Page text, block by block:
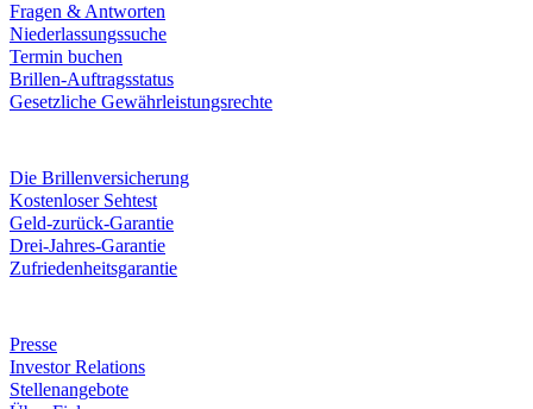
Fragen & Antworten
Niederlassungssuche
Termin buchen
Brillen-Auftragsstatus
Gesetzliche Gewährleistungsrechte
Die Brillenversicherung
Kostenloser Sehtest
Geld-zurück-Garantie
Drei-Jahres-Garantie
Zufriedenheitsgarantie
Presse
Investor Relations
Stellenangebote